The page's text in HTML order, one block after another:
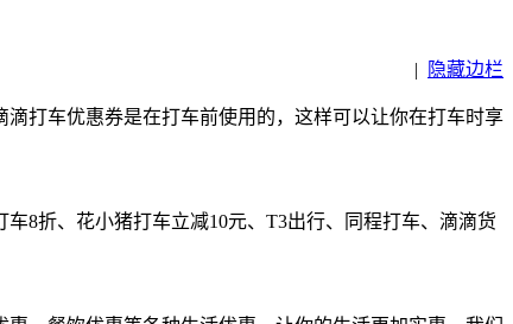
| 隐藏边栏
打车优惠券是在打车前使用的，这样可以让你在打车时享
8折、花小猪打车立减10元、T3出行、同程打车、滴滴货